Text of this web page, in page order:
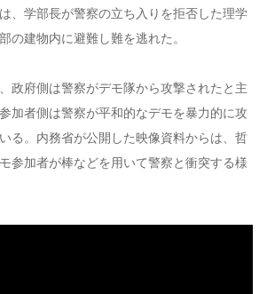
、学部長が警察の立ち入りを拒否した理学
の建物内に避難し難を逃れた。
政府側は警察がデモ隊から攻撃されたと主
加者側は警察が平和的なデモを暴力的に攻
る。内務省が公開した映像資料からは、哲
参加者が棒などを用いて警察と衝突する様